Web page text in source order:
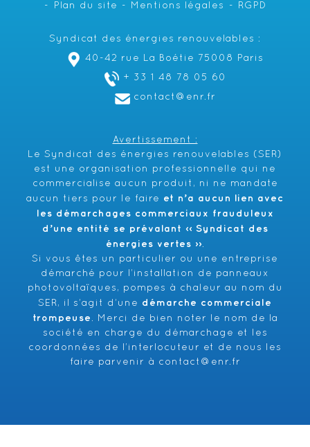
Plan du site
Mentions légales RGPD
Syndicat des énergies renouvelables :
40-42 rue La Boétie 75008 Paris
+ 33 1 48 78 05 60
contact@enr.fr
Avertissement :
Le Syndicat des énergies renouvelables (SER)
est une organisation professionnelle qui ne
commercialise aucun produit, ni ne mandate
aucun tiers pour le faire et n’a aucun lien avec
les démarchages commerciaux frauduleux
d’une entité se prévalant ‹‹ Syndicat des
énergies vertes ››.
Si vous êtes un particulier ou une entreprise
démarché pour l’installation de panneaux
photovoltaïques, pompes à chaleur au nom du
SER, il s’agit d’une démarche commerciale
trompeuse . Merci de bien noter le nom de la
société en charge du démarchage et les
coordonnées de l’interlocuteur et de nous les
faire parvenir à
contact@enr.fr